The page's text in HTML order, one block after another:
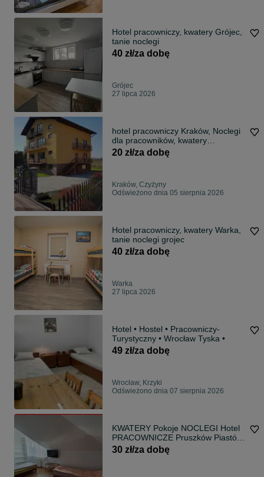
Hotel pracowniczy, kwatery Grójec,
tanie noclegi
40 zł/za dobę
Grójec
27 lipca 2026
hotel pracowniczy Kraków, Noclegi
dla pracowników, kwatery
pracownicze
20 zł/za dobę
Kraków, Czyżyny
Odświeżono dnia 05 sierpnia 2026
Hotel pracowniczy, kwatery Warka,
tanie noclegi grojec
40 zł/za dobę
Warka
27 lipca 2026
Hotel • Hostel • Pracowniczy-
Turystyczny • Wrocław Tyska •
49 zł/za dobę
Wrocław, Krzyki
Odświeżono dnia 07 sierpnia 2026
KWATERY Pokoje NOCLEGI Hotel
PRACOWNICZE Pruszków Piastów
Reguły
30 zł/za dobę